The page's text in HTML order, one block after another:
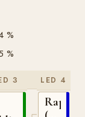
%
%
3 LED 4